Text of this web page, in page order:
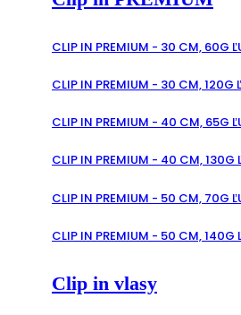
CLIP IN PREMIUM - 30 CM, 60G
CLIP IN PREMIUM - 30 CM, 120G
CLIP IN PREMIUM - 40 CM, 65G
CLIP IN PREMIUM - 40 CM, 130G
CLIP IN PREMIUM - 50 CM, 70G
CLIP IN PREMIUM - 50 CM, 140G
Clip in vlasy